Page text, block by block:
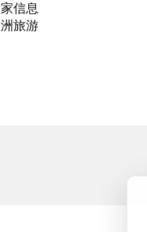
信息
旅游